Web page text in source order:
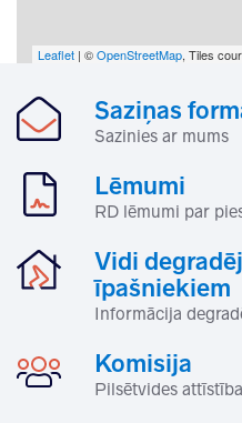
Leaflet | ©OpenStreetMap, Tiles
Saziņas
Sazinies ar mums
Lēmumi
RD lēmumi par
Vidi
īpašniekiem
Informācija
Komisija
Pilsētvides